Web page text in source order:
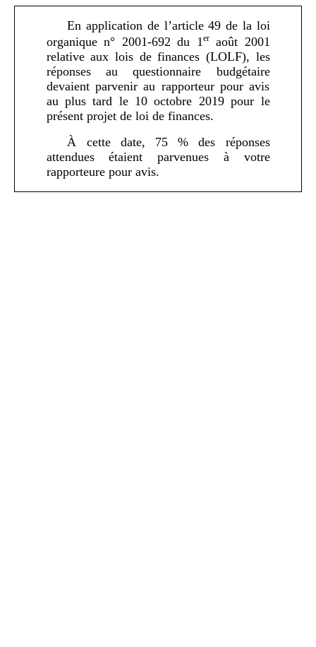
En application de l’article 49 de la loi
organique n° 2001-692 du 1 eraoût 2001
relative aux lois de finances (LOLF), les
réponses au questionnaire budgétaire
devaient parvenir au rapporteur pour avis
au plus tard le 10 octobre 2019 pour le
présent projet de loi de finances.
À cette date, 75 % des réponses
attendues étaient parvenues à votre
rapporteure pour avis.